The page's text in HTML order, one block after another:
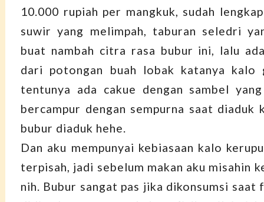
10.000 rupiah per mangkuk, sudah
suwir yang melimpah, taburan seledri
buat nambah citra rasa bubur ini, lalu
dari potongan buah lobak katanya kalo
tentunya ada cakue dengan sambel
bercampur dengan sempurna saat diaduk
bubur diaduk hehe.
Dan aku mempunyai kebiasaan kalo
terpisah, jadi sebelum makan aku misahin
nih. Bubur sangat pas jika dikonsumsi saat